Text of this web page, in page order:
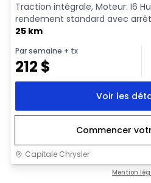
Traction intégrale, Moteur: I6
rendement standard avec
25 km
Par semaine + tx
212 $
Voir les
Commencer
Capitale Chrysler
Mention